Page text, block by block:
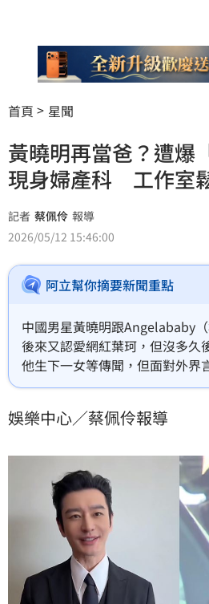
首頁 星聞
黃曉明再當爸？遭爆
現身婦產科 工作室
記者 蔡佩伶 報導
2026/05/12 15:46:00
阿立幫你摘要新聞重點
中國男星黃曉明跟Angelababy
後來又認愛網紅葉珂，但沒多久
他生下一女等傳聞，但面對外界
出回應，不料近日又被指現蹤婦
娛樂中心／蔡佩伶報導